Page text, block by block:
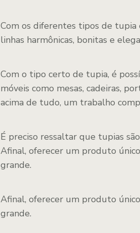
Com os diferentes tipos de tupia
linhas harmônicas, bonitas e
Com o tipo certo de tupia, é
móveis como mesas, cadeiras,
acima de tudo, um trabalho
É preciso ressaltar que tupias são
Afinal, oferecer um produto
grande.
Afinal, oferecer um produto
grande.